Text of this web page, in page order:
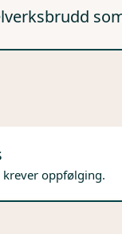
oppfølging.